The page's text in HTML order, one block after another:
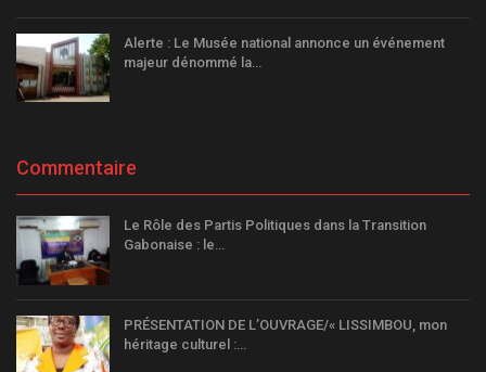
Alerte : Le Musée national annonce un événement
majeur dénommé la…
Commentaire
Le Rôle des Partis Politiques dans la Transition
Gabonaise : le…
PRÉSENTATION DE L’OUVRAGE/« LISSIMBOU, mon
héritage culturel :…